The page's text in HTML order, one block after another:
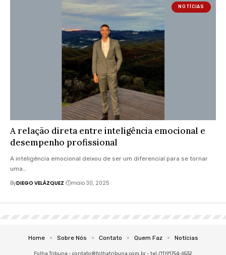
NOTÍCIAS
A relação direta entre inteligência emocional e
desempenho profissional
A inteligência emocional deixou de ser um diferencial para se tornar
uma…
ByDIEGO VELÁZQUEZ maio 30, 2025
Folha Tribuna - contato@folhatribuna.com.br- tel.(11)91754-6532
Home Sobre Nós Contato Quem Faz Notícias